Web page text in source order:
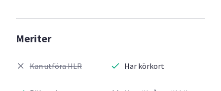
Meriter
Kan utföra HLR Har körkort